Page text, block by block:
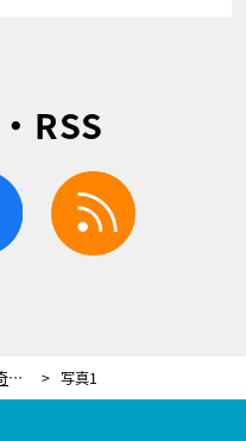
RSS
facebook
有吉弘行、奇跡の出来事に大興奮！デキすぎた偶然に「ハッキングしているの？」とスタッフを疑う 写真1